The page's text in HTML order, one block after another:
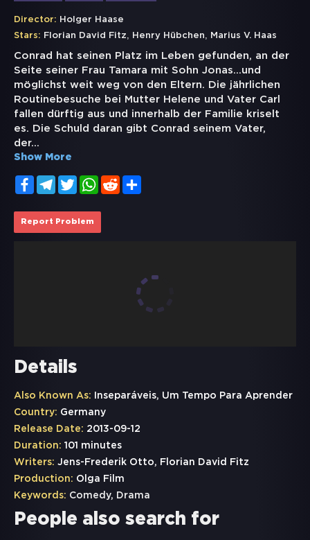
Director: Holger Haase
Stars: Florian David Fitz, Henry Hübchen, Marius V. Haas
Conrad hat seinen Platz im Leben gefunden, an der
Seite seiner Frau Tamara mit Sohn Jonas…und
möglichst weit weg von den Eltern. Die jährlichen
Routinebesuche bei Mutter Helene und Vater Carl
fallen dürftig aus und innerhalb der Familie kriselt
es. Die Schuld daran gibt Conrad seinem Vater,
der...
Show More
FacebookTelegramTwitterWhatsApp
Reddit
Report Problem
Details
Also Known As: Inseparáveis, Um Tempo Para Aprender
Country: Germany
Release Date: 2013-09-12
Duration: 101 minutes
Writers: Jens-Frederik Otto, Florian David Fitz
Production: Olga Film
Keywords: Comedy, Drama
People also search for